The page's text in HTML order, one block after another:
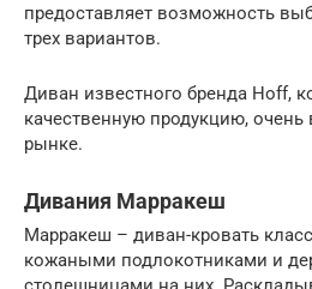
предоставляет возможность
трех вариантов.
Диван известного бренда Hoff,
качественную продукцию,
рынке.
Дивания Марракеш
Марракеш – диван-кровать
кожаными подлокотниками и